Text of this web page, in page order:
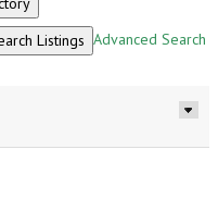
Advanced Search